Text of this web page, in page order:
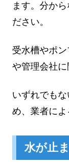
ます。分か
ださい。
受水槽やポ
や管理会社に
いずれでも
め、業者によ
水が止